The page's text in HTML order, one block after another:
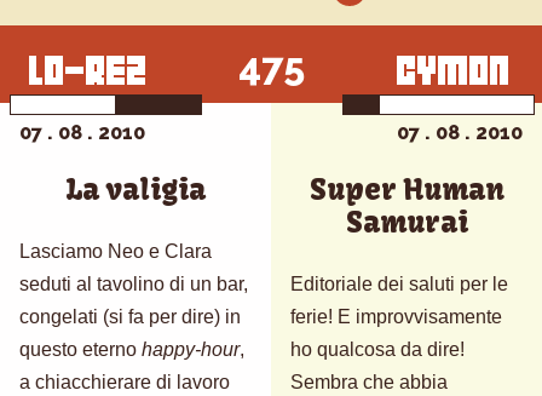
475
07 . 08 . 2010
La valigia
Lasciamo Neo e Clara
seduti al tavolino di un bar,
congelati (si fa per dire) in
questo eterno happy-hour,
a chiacchierare di lavoro
07 . 08 . 2010
Super Human
Samurai
Editoriale dei saluti per le
ferie! E improvvisamente
ho qualcosa da dire!
Sembra che abbia